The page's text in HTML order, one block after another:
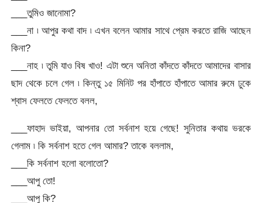
___তুমিও জানোমা?
___না ৷ আপুর কথা বাদ ৷ এখন বলেন আমার সাথে প্রেম করতে রাজি আছেন
কিনা?
___নাহ ৷ তুমি যাও বিষ খাও! এটা শুনে অনিতা কাঁদতে কাঁদতে আমাদের বাসার
ছাদ থেকে চলে গেল ৷ কিন্তু ১৫ মিনিট পর হাঁপাতে হাঁপাতে আমার রুমে ঢুকে
শ্বাস ফেলতে ফেলতে বলল,
___ফাহাদ ভাইয়া, আপনার তো সর্বনাশ হয়ে গেছে! সুনিতার কথায় ভরকে
গেলাম ৷ কি সর্বনাশ হতে গেল আমার? তাকে বললাম,
___কি সর্বনাশ হলো বলোতো?
___আপু তো!
___আপু কি?